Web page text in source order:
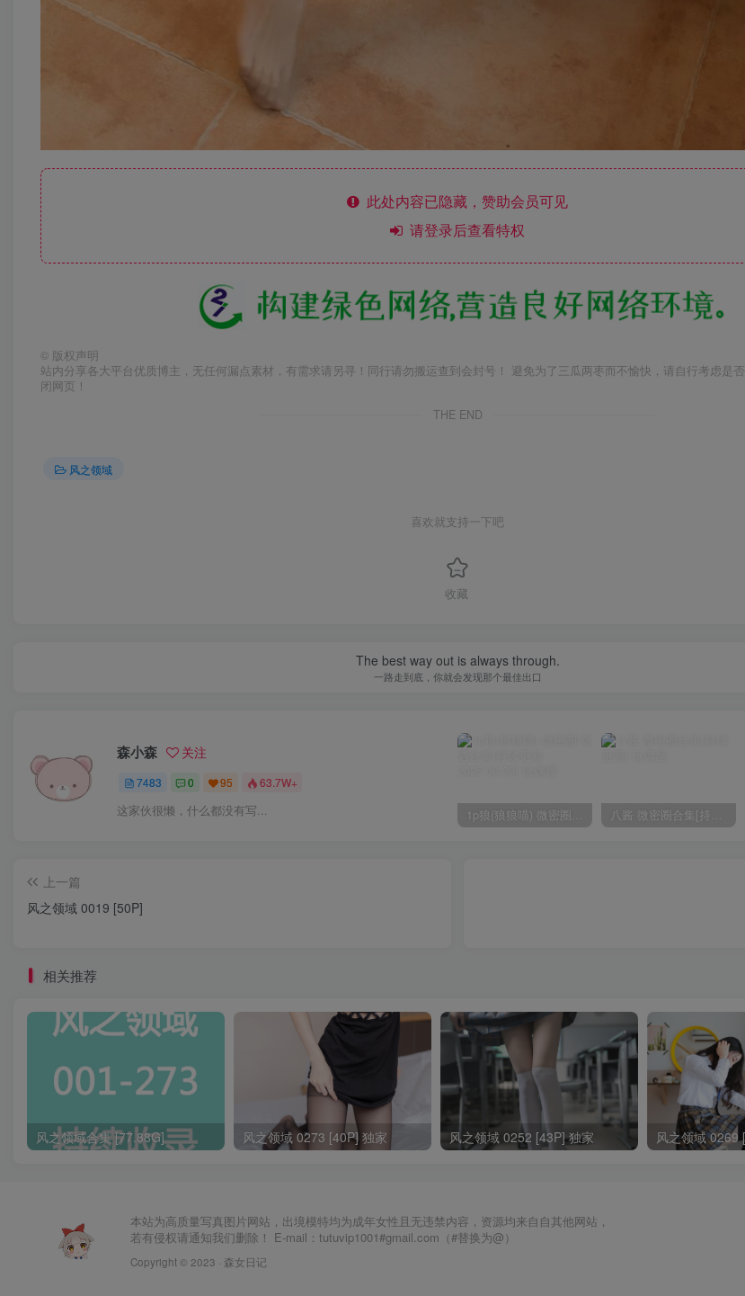
此处内容已隐藏，赞助会员可见
请登录后查看特权
© 版权声明
站内分享各大平台优质博主，无任何漏点素材，有需求请另寻！同行请勿搬运查到会封号！ 避免为了三瓜两枣而不愉快，请自行考虑是
闭网页！
THE END
风之领域
喜欢就支持一下吧
收藏
The best way out is always through.
一路走到底，你就会发现那个最佳出口
森小森 关注
7483 0 95 63.7W+
这家伙很懒，什么都没有写... 1p狼(狼狼喵) 微密圈/岛遇合集[持续更新2025.08.20] 八酱 微密圈合集[持续更新]
上一篇
风之领域 0019 [50P]
相关推荐
风之领域合集 [77.88G] 风之领域 0273 [40P] 独家 风之领域 0252 [43P] 独家 风之领域 0269
本站为高质量写真图片网站，出境模特均为成年女性且无违禁内容，资源均来自自其他网站，
若有侵权请通知我们删除！ E-mail：tutuvip1001#gmail.com（#替换为@）
Copyright © 2023 · 森女日记